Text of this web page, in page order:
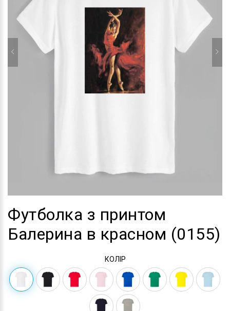
Футболка з принтом
Балерина в красном (0155)
КОЛІР